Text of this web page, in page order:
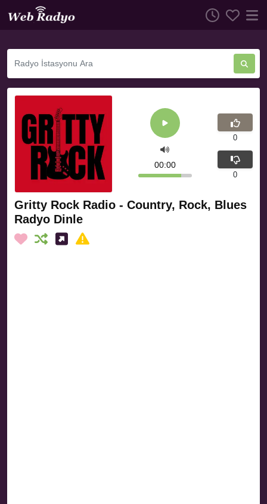
Gritty Rock Radio - Country, Rock, Blues
Radyo Dinle
00:00
0
0